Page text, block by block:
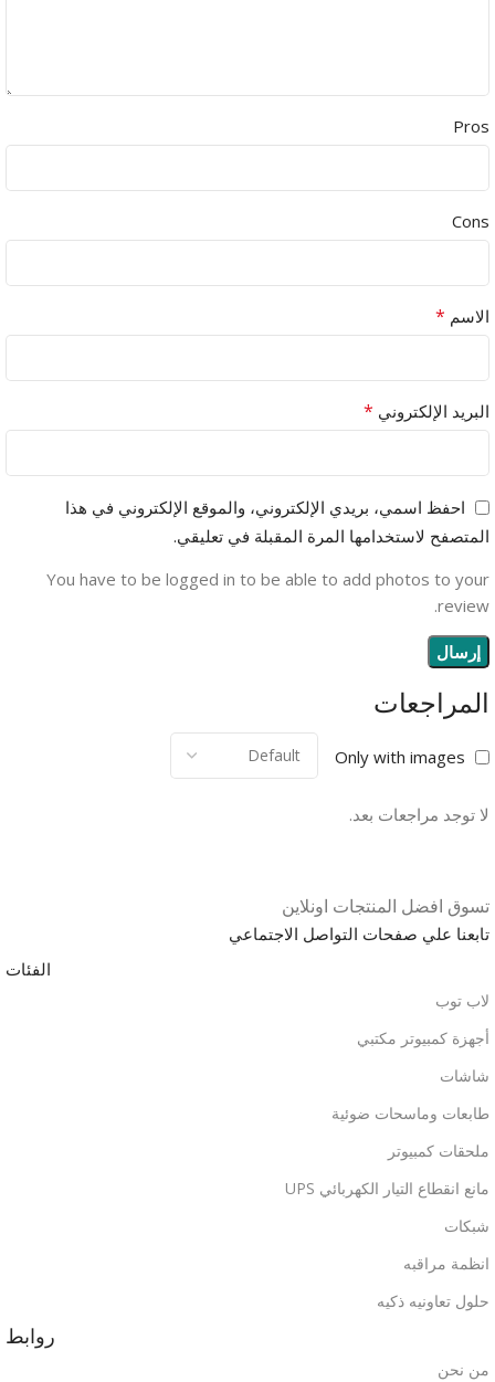
المراجعات
Only with images
لا توجد مراجعات بعد.
Pros
Cons
الاسم *
البريد الإلكتروني *
احفظ اسمي، بريدي الإلكتروني، والموقع الإلكتروني في هذا
المتصفح لاستخدامها المرة المقبلة في تعليقي.
You have to be logged in to be able to add photos to your
review.
تسوق افضل المنتجات اونلاين
تابعنا علي صفحات التواصل الاجتماعي
الفئات
لاب توب
أجهزة كمبيوتر مكتبي
شاشات
طابعات وماسحات ضوئية
ملحقات كمبيوتر
مانع انقطاع التيار الكهربائي UPS
شبكات
انظمة مراقبه
حلول تعاونيه ذكيه
روابط
من نحن